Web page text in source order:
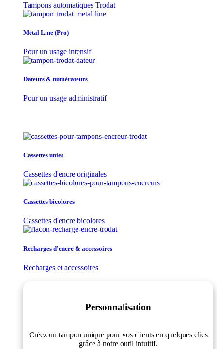
Tampons automatiques Trodat
Métal Line (Pro)
Pour un usage intensif
Dateurs & numérateurs
Pour un usage administratif
Cassettes unies
Cassettes d'encre originales
Cassettes bicolores
Cassettes d'encre bicolores
Recharges d'encre & accessoires
Recharges et accessoires
Personnalisation
Créez un tampon unique pour vos clients en quelques clics
grâce à notre outil intuitif.